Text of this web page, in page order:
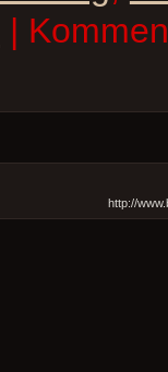
|
http://